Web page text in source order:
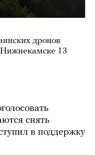
дронов
Нижнекамске 13
снять
в поддержку